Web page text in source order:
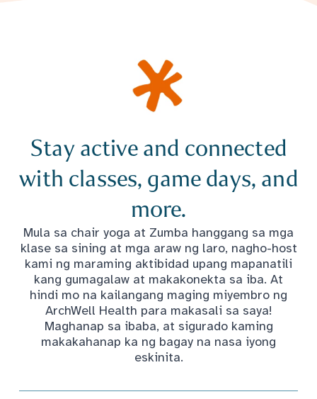
Stay active and connected
with classes, game days, and
more.
Mula sa chair yoga at Zumba hanggang sa mga
klase sa sining at mga araw ng laro, nagho-host
kami ng maraming aktibidad upang mapanatili
kang gumagalaw at makakonekta sa iba. At
hindi mo na kailangang maging miyembro ng
ArchWell Health para makasali sa saya!
Maghanap sa ibaba, at sigurado kaming
makakahanap ka ng bagay na nasa iyong
eskinita.